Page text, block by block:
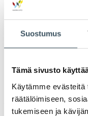
Suostumus
Tämä sivusto
Käytämme
räätälöimiseen,
tukemiseen ja
2026
2025
2023